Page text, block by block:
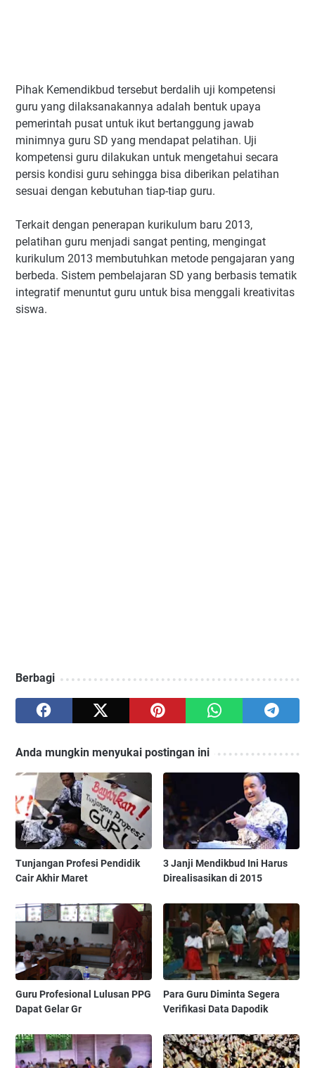
Pihak Kemendikbud tersebut berdalih uji kompetensi
guru yang dilaksanakannya adalah bentuk upaya
pemerintah pusat untuk ikut bertanggung jawab
minimnya guru SD yang mendapat pelatihan. Uji
kompetensi guru dilakukan untuk mengetahui secara
persis kondisi guru sehingga bisa diberikan pelatihan
sesuai dengan kebutuhan tiap-tiap guru.
Terkait dengan penerapan kurikulum baru 2013,
pelatihan guru menjadi sangat penting, mengingat
kurikulum 2013 membutuhkan metode pengajaran yang
berbeda. Sistem pembelajaran SD yang berbasis tematik
integratif menuntut guru untuk bisa menggali kreativitas
siswa.
Berbagi
Anda mungkin menyukai postingan ini
Tunjangan Profesi Pendidik
Cair Akhir Maret
3 Janji Mendikbud Ini Harus
Direalisasikan di 2015
Guru Profesional Lulusan PPG
Dapat Gelar Gr
Para Guru Diminta Segera
Verifikasi Data Dapodik